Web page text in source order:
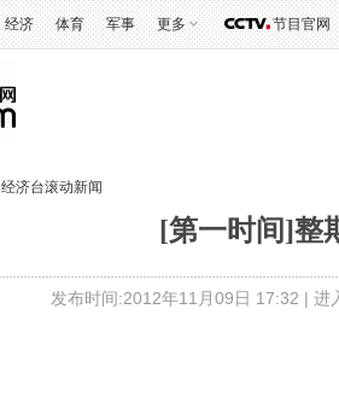
经济 体育 军事 更多 节目官网
经济台滚动新闻
[第一时间]整
发布时间:2012年11月09日 17:32 | 进